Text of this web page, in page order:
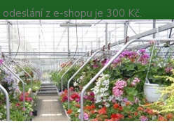
z e-shopu je 300 Kč.
týdnu po přijetí
Hledat